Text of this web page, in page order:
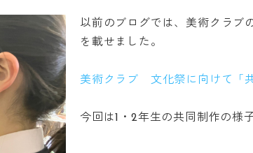
以前のブログでは、美術クラブ
を載せました。
美術クラブ 文化祭に向けて「
今回は1・2年生の共同制作の様